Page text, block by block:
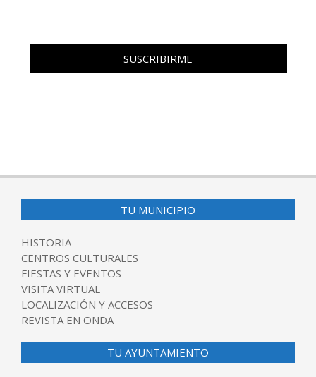
TU MUNICIPIO
HISTORIA
CENTROS CULTURALES
FIESTAS Y EVENTOS
VISITA VIRTUAL
LOCALIZACIÓN Y ACCESOS
REVISTA EN ONDA
TU AYUNTAMIENTO